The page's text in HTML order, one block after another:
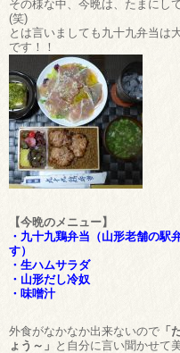
その様な中、今晩は、たまにし
(笑)
とは言いましても九十九弁当は
です！！
【今晩のメニュー】
・九十九鶏弁当（山形老舗の駅
す）
・生ハムサラダ
・山形だし冷奴
・味噌汁
外食がなかなか出来ないので 「
ょう～」 と自分に言い聞かせて